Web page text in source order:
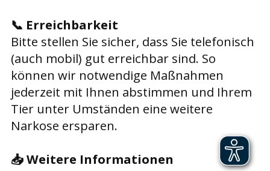
📞 Erreichbarkeit
Bitte stellen Sie sicher, dass Sie telefonisch
(auch mobil) gut erreichbar sind. So
können wir notwendige Maßnahmen
jederzeit mit Ihnen abstimmen und Ihrem
Tier unter Umständen eine weitere
Narkose ersparen.
📥Weitere Informationen